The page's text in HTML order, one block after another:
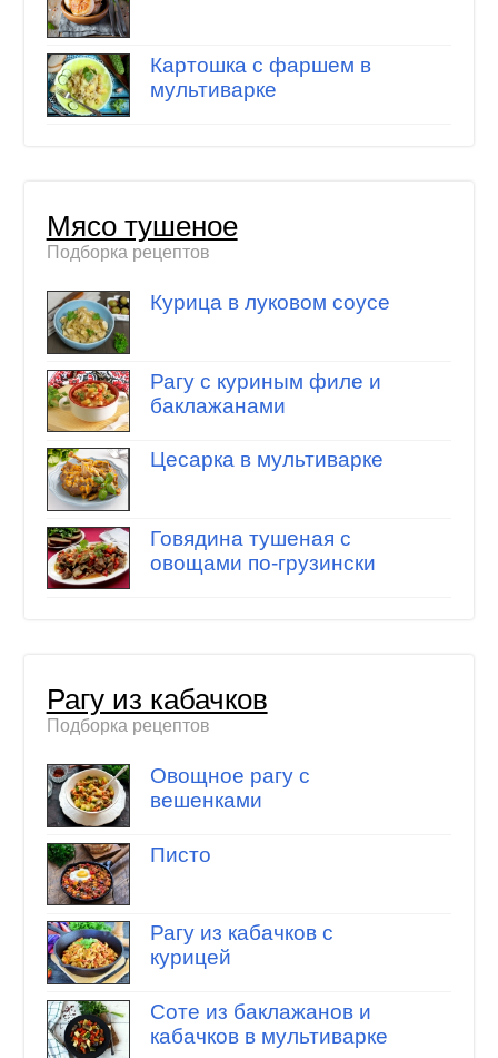
Картошка с фаршем в
мультиварке
Мясо тушеное
Подборка рецептов
Курица в луковом соусе
Рагу с куриным филе и
баклажанами
Цесарка в мультиварке
Говядина тушеная с
овощами по-грузински
Рагу из кабачков
Подборка рецептов
Овощное рагу с
вешенками
Писто
Рагу из кабачков с
курицей
Соте из баклажанов и
кабачков в мультиварке